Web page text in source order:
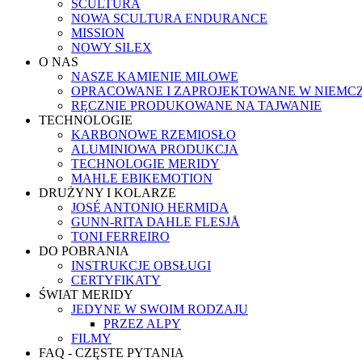
SCULTURA
NOWA SCULTURA ENDURANCE
MISSION
NOWY SILEX
O NAS
NASZE KAMIENIE MILOWE
OPRACOWANE I ZAPROJEKTOWANE W
RĘCZNIE PRODUKOWANE NA TAJWANIE
TECHNOLOGIE
KARBONOWE RZEMIOSŁO
ALUMINIOWA PRODUKCJA
TECHNOLOGIE MERIDY
MAHLE EBIKEMOTION
DRUŻYNY I KOLARZE
JOSÉ ANTONIO HERMIDA
GUNN-RITA DAHLE FLESJÅ
TONI FERREIRO
DO POBRANIA
INSTRUKCJE OBSŁUGI
CERTYFIKATY
ŚWIAT MERIDY
JEDYNE W SWOIM RODZAJU
PRZEZ ALPY
FILMY
FAQ - CZĘSTE PYTANIA